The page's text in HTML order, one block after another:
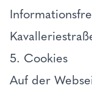
5. Cookies
Auf der